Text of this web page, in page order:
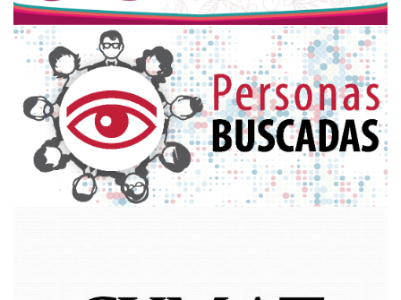
Córdoba 1264 | CP W3400CDT
Corrientes Capital | Provincia de Corrientes
Argentina